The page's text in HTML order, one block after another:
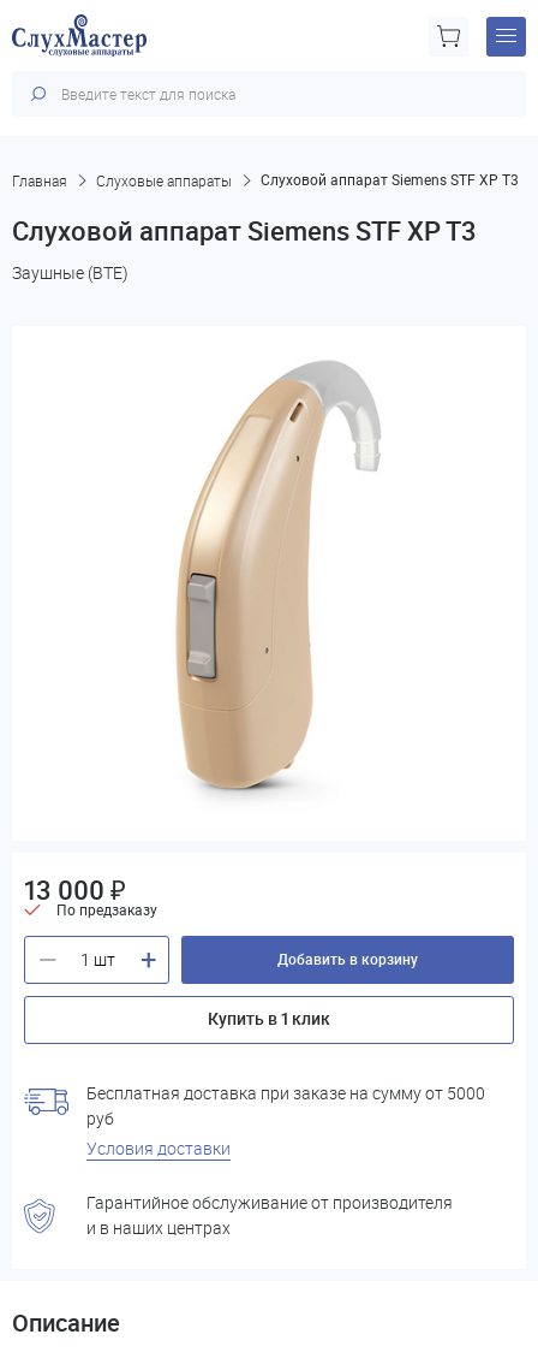
Главная Слуховые аппараты Слуховой аппарат Siemens STF XP T3
Слуховой аппарат Siemens STF XP T3
Заушные (BTE)
13 000 ₽
По предзаказу
— + Добавить в корзину
Купить в 1 клик
Бесплатная доставка при заказе на сумму от 5000
руб
Условия доставки
Гарантийное обслуживание от производителя
и в наших центрах
Описание